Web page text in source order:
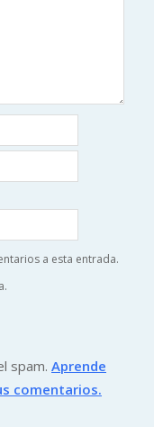
a esta entrada.
spam. Aprende
comentarios.